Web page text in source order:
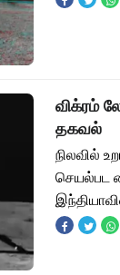
விக்ரம்
தகவல்
நிலவில்
செயல்பட